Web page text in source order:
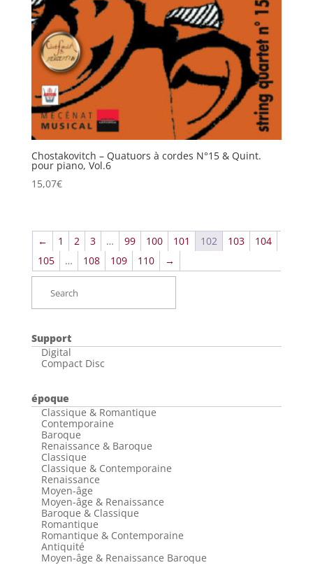
Chostakovitch – Quatuors à cordes N°15 & Quint.
pour piano, Vol.6
15,07€
← 1 2 3 … 99 100 101 102 103
104
105
… 108 109 110 →
Support
Digital
Compact Disc
époque
Classique & Romantique
Contemporaine
Baroque
Renaissance & Baroque
Classique
Classique & Contemporaine
Renaissance
Moyen-âge
Moyen-âge & Renaissance
Baroque & Classique
Romantique
Romantique & Contemporaine
Antiquité
Moyen-âge & Renaissance Baroque